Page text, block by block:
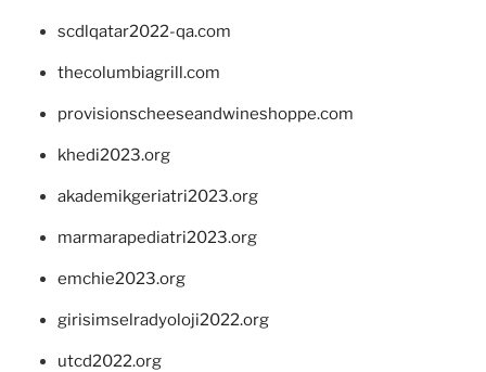
scdlqatar2022-qa.com
thecolumbiagrill.com
provisionscheeseandwineshoppe.com
khedi2023.org
akademikgeriatri2023.org
marmarapediatri2023.org
emchie2023.org
girisimselradyoloji2022.org
utcd2022.org